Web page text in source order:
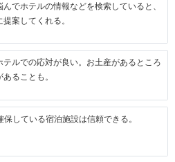
でホテルの情報などを検索していると、
案してくれる。
テルでの応対が良い。お土産があるところ
ることも。
している宿泊施設は信頼できる。